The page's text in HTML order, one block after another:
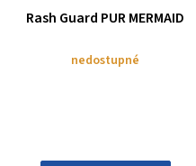
Rash Guard PUR MERMAID
nedostupné